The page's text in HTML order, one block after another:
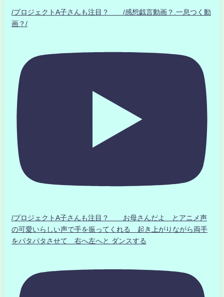
/プロジェクトA子さんも注目？ /感想戯言動画？.一息つく動
画？/
/プロジェクトA子さんも注目？ お母さんだよ とアニメ声
の可愛いらしい声で手を振ってくれる 起き上がりながら両手
をパタパタさせて 右へ左へと ダンスする